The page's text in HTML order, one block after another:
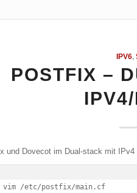
IPV6,
POSTFIX –
und Dovecot im Dual-stack mit IPv4
vim /etc/postfix/main.cf